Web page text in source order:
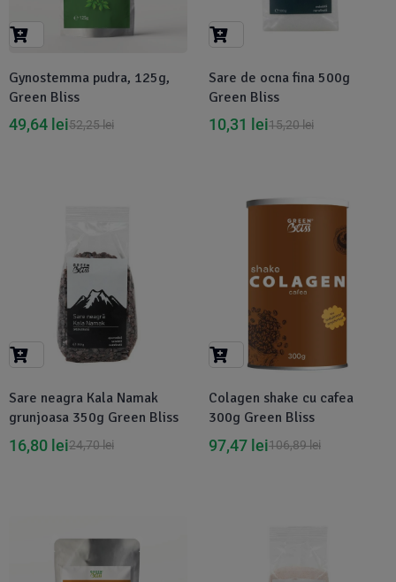
Gynostemma pudra, 125g,
Green Bliss
52,25lei
49,64 lei
Sare de ocna fina 500g
Green Bliss
15,20lei
10,31 lei
Sare neagra Kala Namak
grunjoasa 350g Green Bliss
24,70lei
16,80 lei
Colagen shake cu cafea
300g Green Bliss
106,89lei
97,47 lei
Disponibil in 1-2 zile